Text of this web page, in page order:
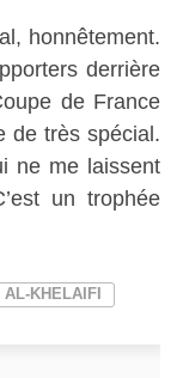
honnêtement.
derrière
de France
de très spécial.
ne me laissent
un trophée
AL-KHELAIFI